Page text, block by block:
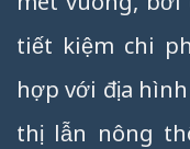
tiết kiệm chi
hợp với địa
thị lẫn nông